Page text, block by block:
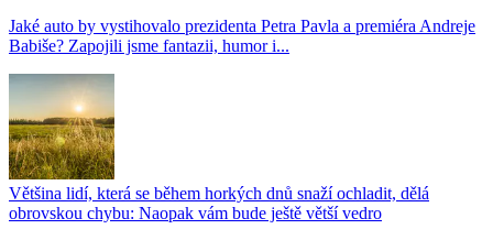
Jaké auto by vystihovalo prezidenta Petra Pavla a premiéra Andreje
Babiše? Zapojili jsme fantazii, humor i...
Většina lidí, která se během horkých dnů snaží ochladit, dělá
obrovskou chybu: Naopak vám bude ještě větší vedro